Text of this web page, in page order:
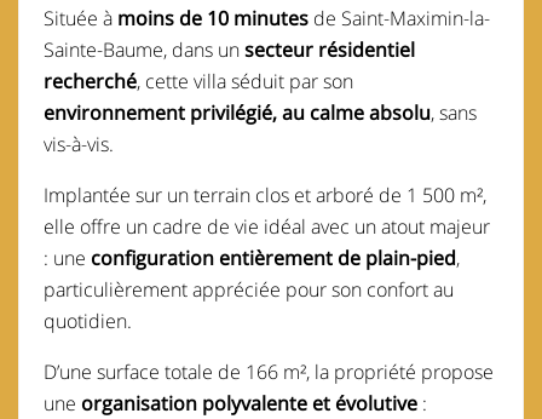
Située à moins de 10 minutes de Saint-Maximin-la-
Sainte-Baume, dans unsecteur résidentiel
recherché, cette villa séduit par son
environnement privilégié, au calme absolu, sans
vis-à-vis.
Implantée sur un terrain clos et arboré de 1 500 m²,
elle offre un cadre de vie idéal avec un atout majeur
: une configuration entièrement de plain-pied,
particulièrement appréciée pour son confort au
quotidien.
D’une surface totale de 166 m², la propriété propose
une organisation polyvalente et évolutive :